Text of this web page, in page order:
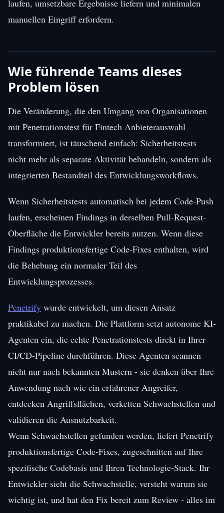
laufen, umsetzbare Ergebnisse liefern und minimalen
manuellen Eingriff erfordern.
Wie führende Teams dieses
Problem lösen
Die Veränderung, die den Umgang von Organisationen
mit Penetrationstest für Fintech Anbieterauswahl
transformiert, ist täuschend einfach: Sicherheitstests
nicht mehr als separate Aktivität behandeln, sondern als
integrierten Bestandteil des Entwicklungsworkflows.
Wenn Sicherheitstests automatisch bei jedem Code-Push
laufen, erscheinen Findings in derselben Pull-Request-
Oberfläche die Entwickler bereits nutzen. Wenn diese
Findings produktionsfertige Code-Fixes enthalten, wird
die Behebung ein normaler Teil des
Entwicklungsprozesses.
Penetrify wurde entwickelt, um diesen Ansatz
praktikabel zu machen. Die Plattform setzt autonome KI-
Agenten ein, die echte Penetrationstests direkt in Ihrer
CI/CD-Pipeline durchführen. Diese Agenten scannen
nicht nur nach bekannten Mustern - sie denken über Ihre
Anwendung nach wie ein erfahrener Angreifer,
entdecken Angriffsflächen, verketten Schwachstellen und
validieren die Ausnutzbarkeit.
Wenn Schwachstellen gefunden werden, liefert Penetrify
produktionsfertige Code-Fixes, zugeschnitten auf Ihre
spezifische Codebasis und Ihren Technologie-Stack. Ihr
Entwickler sieht die Schwachstelle, versteht warum sie
wichtig ist, und hat den Fix bereit zum Review - alles im